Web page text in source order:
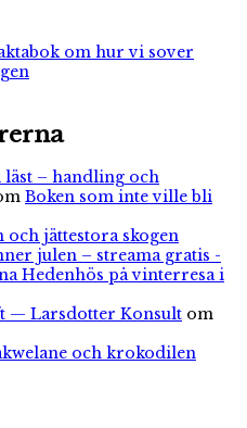
om hur vi sover
– handling och
Boken som inte ville bli
och jättestora skogen
julen – streama gratis -
Hedenhös på vinterresa i
— Larsdotter Konsult om
och krokodilen